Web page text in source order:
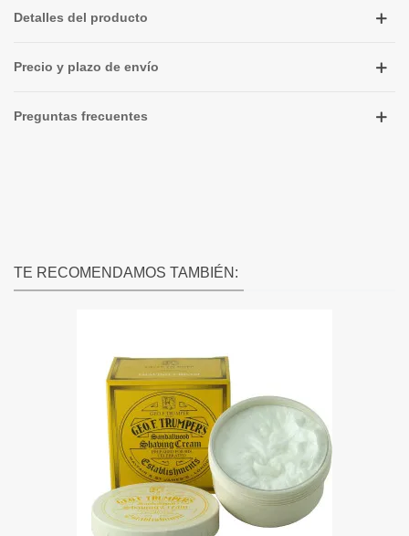
Detalles del producto
Precio y plazo de envío
Preguntas frecuentes
TE RECOMENDAMOS TAMBIÉN: